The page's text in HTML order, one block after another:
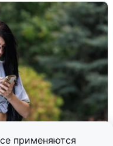
применяются